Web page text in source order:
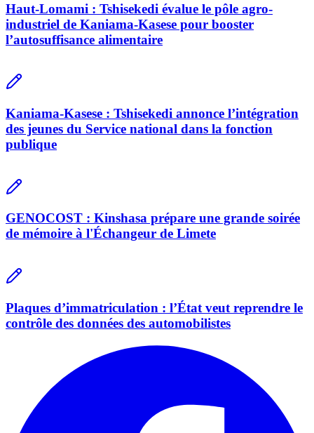
Haut-Lomami : Tshisekedi évalue le pôle agro-
industriel de Kaniama-Kasese pour booster
l’autosuffisance alimentaire
Kaniama-Kasese : Tshisekedi annonce l’intégration
des jeunes du Service national dans la fonction
publique
GENOCOST : Kinshasa prépare une grande soirée
de mémoire à l'Échangeur de Limete
Plaques d’immatriculation : l’État veut reprendre le
contrôle des données des automobilistes